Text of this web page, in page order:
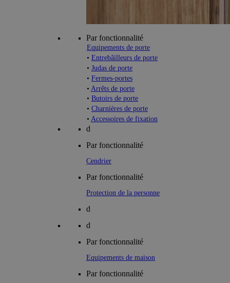
Par fonctionnalité
Equipements de porte
• Entrebâilleurs de porte
• Judas de porte
• Fermes-portes
• Arrêts de porte
• Butoirs de porte
• Charnières de porte
• Accessoires de fixation
d
Par fonctionnalité
Cendrier
Par fonctionnalité
Protection de la personne
d
d
Par fonctionnalité
Equipements de maison
Par fonctionnalité